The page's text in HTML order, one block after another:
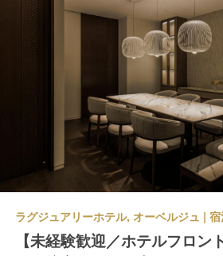
【未経験歓迎／ホテルフロン